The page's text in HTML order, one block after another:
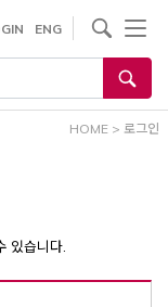
ENG
HOME > 로그인
있습니다.